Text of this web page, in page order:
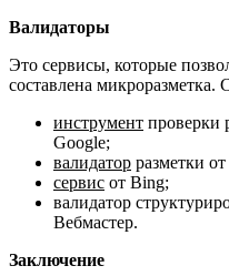
Валидаторы
Это сервисы, которые
составлена микроразметка.
инструмент проверки
Google;
валидатор разметки
сервис от Bing;
валидатор
Вебмастер.
Заключение